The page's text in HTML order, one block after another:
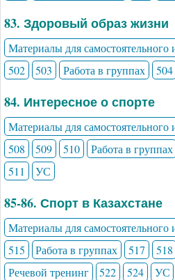
83. Здоровый образ жизни
Материалы для самостоятельного
502
503 Работа в группах 504
84. Интересное о спорте
Материалы для самостоятельного
508
509 510 Работа в группах
511
УС
85-86. Спорт в Казахстане
Материалы для самостоятельного
515
Работа в группах 517 518
Речевой тренинг
522 524 УС